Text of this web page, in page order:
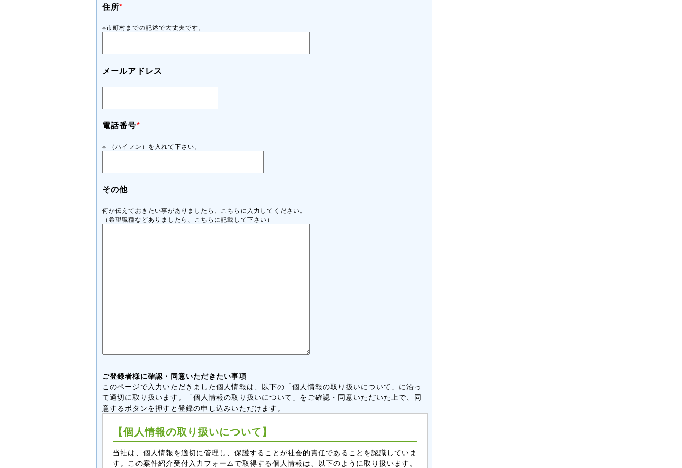
住所*
※市町村までの記述で大丈夫です。
メールアドレス
電話番号*
※-（ハイフン）を入れて下さい。
その他
何か伝えておきたい事がありましたら、こちらに入力してください。
（希望職種などありましたら、こちらに記載して下さい）
ご登録者様に確認・同意いただきたい事項
このページで入力いただきました個人情報は、以下の「個人情報の取り扱いについて」に沿っ
て適切に取り扱います。「個人情報の取り扱いについて」をご確認・同意いただいた上で、同
意するボタンを押すと登録の申し込みいただけます。
【個人情報の取り扱いについて】
当社は、個人情報を適切に管理し、保護することが社会的責任であることを認識していま
す。この案件紹介受付入力フォームで取得する個人情報は、以下のように取り扱います。